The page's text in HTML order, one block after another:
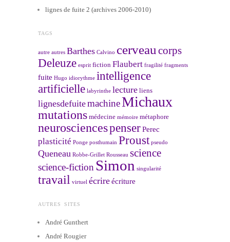
lignes de fuite 2 (archives 2006-2010)
TAGS
autre autres Barthes Calvino cerveau corps
Deleuze esprit fiction Flaubert fragilité fragments
fuite Hugo idiorythme intelligence
artificielle labyrinthe lecture liens
lignesdefuitemachineMichaux
mutations médecine mémoire métaphore
neurosciencespenserPerec
plasticité Ponge posthumain Proust pseudo
Queneau Robbe-Grillet Rousseau science
science-fiction Simon singularité
travail virtuel écrireécriture
AUTRES SITES
André Gunthert
André Rougier